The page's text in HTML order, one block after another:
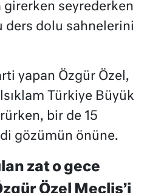
seyrederken
ders dolu sahnelerini
yapan Özgür Özel,
Türkiye Büyük
bir de 15
gözümün önüne.
zat o gece
Özel Meclis’i